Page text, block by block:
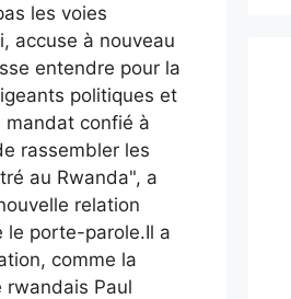
les voies
accuse à nouveau
entendre pour la
politiques et
mandat confié à
rassembler les
au Rwanda", a
relation
le porte-parole.Il a
comme la
rwandais Paul